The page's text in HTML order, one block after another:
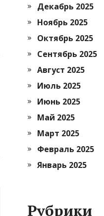
Декабрь 2025
Ноябрь 2025
Октябрь 2025
Сентябрь 2025
Август 2025
Июль 2025
Июнь 2025
Май 2025
Март 2025
Февраль 2025
Январь 2025
Рубрики